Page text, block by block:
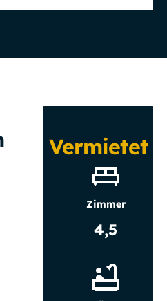
Vermietet
Zimmer
4,5